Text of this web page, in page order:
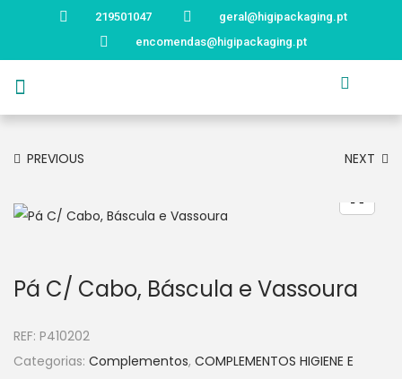
219501047
geral@higipackaging.pt
encomendas@higipackaging.pt
PREVIOUS NEXT
Pá C/ Cabo, Báscula e Vassoura
REF: P410202
Categorias: Complementos, COMPLEMENTOS HIGIENE E